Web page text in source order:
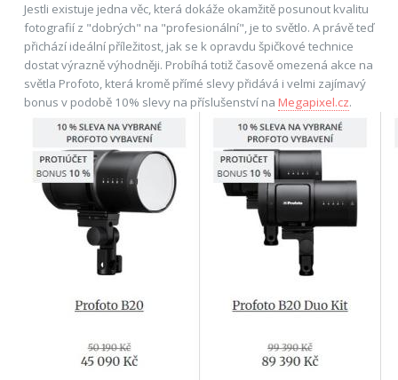
Jestli existuje jedna věc, která dokáže okamžitě posunout kvalitu
fotografií z "dobrých" na "profesionální", je to světlo. A právě teď
přichází ideální příležitost, jak se k opravdu špičkové technice
dostat výrazně výhodněji. Probíhá totiž časově omezená akce na
světla Profoto, která kromě přímé slevy přidává i velmi zajímavý
bonus v podobě 10% slevy na příslušenství na Megapixel.cz.